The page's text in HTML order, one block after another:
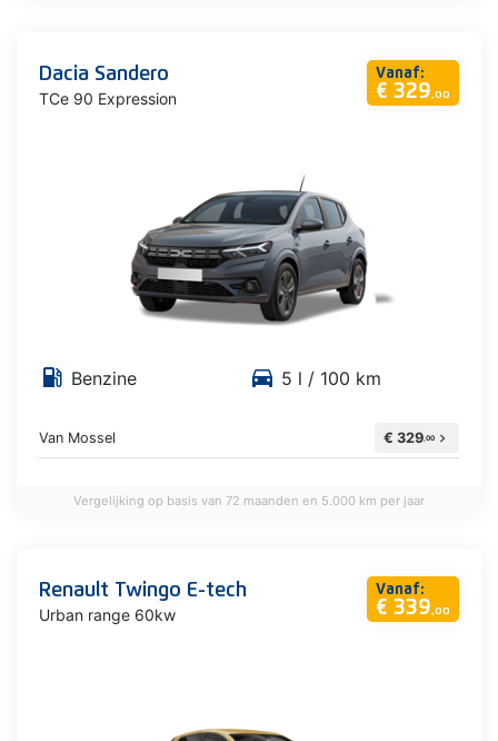
Vanaf:
€ 329,00
Dacia Sandero
TCe 90 Expression
local_gas_station Benzine directions_car 5 l / 100 km
Van Mossel € 329,00 chevron_right
Vergelijking op basis van 72 maanden en 5.000 km per jaar
Vanaf:
€ 339,00
Renault Twingo E-tech
Urban range 60kw